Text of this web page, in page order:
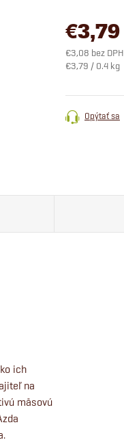
€3,79
€3,08 bez DPH
Jednotková
€3,79 / 0.4 kg
Opýtať sa
ich
na
mäsovú